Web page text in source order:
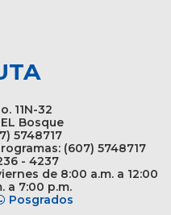
11N-32
Bosque
5748717
(607) 5748717
- 4237
de 8:00 a.m. a 12:00
a 7:00 p.m.
Posgrados